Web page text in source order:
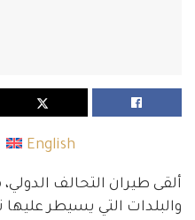
English
ألقى طيران التحالف
والبلدات التي يسيطر